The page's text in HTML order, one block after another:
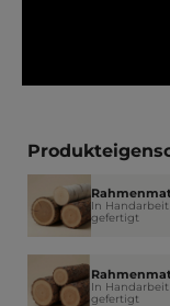
In
gefertigt
In
gefertigt